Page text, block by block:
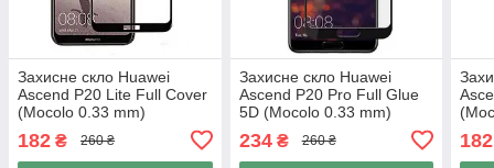
Захисне скло Huawei
Ascend P20 Lite Full Cover
(Mocolo 0.33 mm)
182 ₴ 260 ₴
Захисне скло Huawei
Ascend P20 Pro Full Glue
5D (Mocolo 0.33 mm)
234₴ 260 ₴ 182